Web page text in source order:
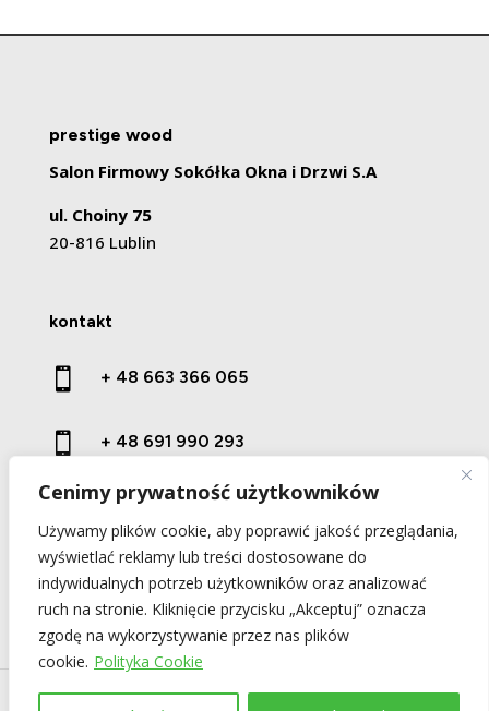
Cenimy prywatność użytkowników
Używamy plików cookie, aby poprawić jakość przeglądania,
wyświetlać reklamy lub treści dostosowane do
indywidualnych potrzeb użytkowników oraz analizować
ruch na stronie. Kliknięcie przycisku „Akceptuj” oznacza
zgodę na wykorzystywanie przez nas plików
cookie. Polityka Cookie
prestige wood
Salon Firmowy Sokółka Okna i Drzwi S.A
ul. Choiny 75
20-816 Lublin
kontakt
 + 48 663 366 065
 + 48 691 990 293
 kontakt@prestige-wood.pl